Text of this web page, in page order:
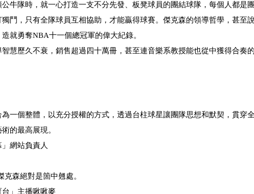
牛隊時，就一心打造一支不分先發、板凳球員的團結球隊，每個人都是
鬥，只有全隊球員互相協助，才能贏得球賽。傑克森的領導哲學，甚至
就勇奪NBA十一個總冠軍的偉大紀錄。
慧歷久不衰，銷售超過四十萬冊，甚至連音樂系教授能也從中獲得合奏
一個整體，以充分授權的方式，透過台柱球星讓團隊思想和默契，貫穿全
的最高展現。
責人
森絕對是箇中翹處。
啾啾麥